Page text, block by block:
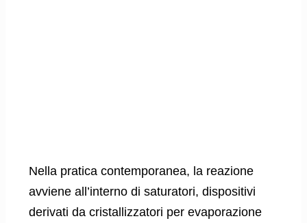
Nella pratica contemporanea, la reazione
avviene all’interno di saturatori, dispositivi
derivati da cristallizzatori per evaporazione